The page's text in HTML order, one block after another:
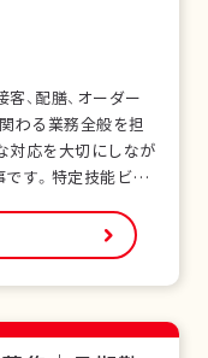
、配膳、オーダー
わる業務全般を担
対応を大切にしなが
です。特定技能ビザ
日本の飲食サービ
した雇用形態で、
ト制勤…